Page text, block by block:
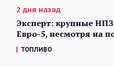
2 дня назад
Эксперт: крупные
Евро-5, несмотря на
ТОПЛИВО